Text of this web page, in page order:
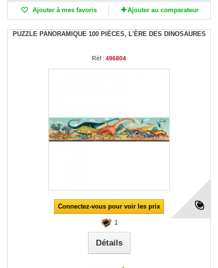
Ajouter à mes favoris Ajouter au comparateur
PUZZLE PANORAMIQUE 100 PIÈCES, L'ÈRE DES DINOSAURES
Réf : 496804
Connectez-vous pour voir les prix
1
Détails